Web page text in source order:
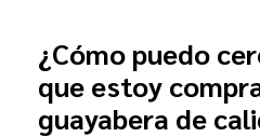
¿Cómo puedo
que estoy
guayabera de